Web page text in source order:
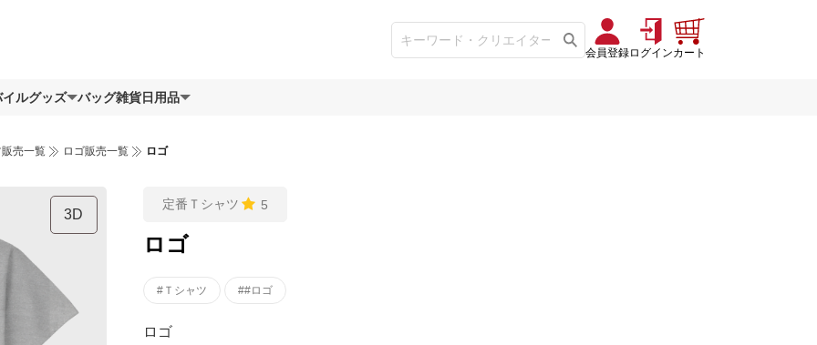
会員登録ログインカート
ルグッズ バッグ雑貨日用品
売一覧 ロゴ販売一覧 ロゴ
3D
定番Ｔシャツ 5
ロゴ
#Ｔシャツ ##ロゴ
ロゴ